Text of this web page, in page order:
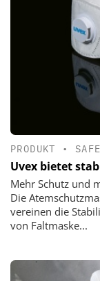
PRODUKT •
Uvex bietet
Mehr Schutz und
Die
vereinen die
von Faltmaske...